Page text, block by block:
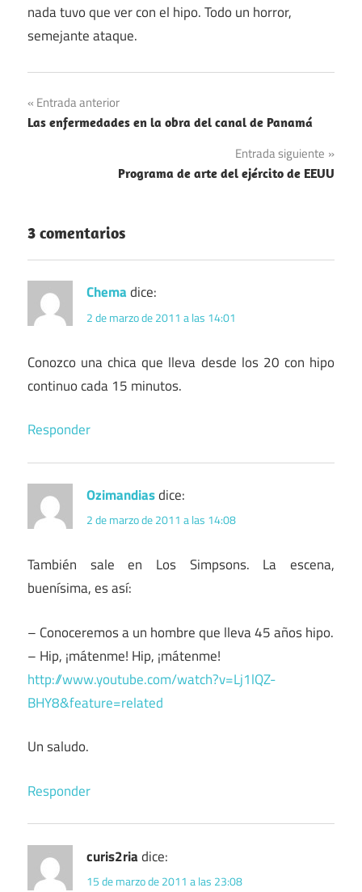
nada tuvo que ver con el hipo. Todo un horror,
semejante ataque.
Navegación
de
Entrada anterior
Las enfermedades en la obra del canal de Panamá
Entrada siguiente
Programa de arte del ejército de EEUU
3 comentarios
Chemadice:
2 de marzo de 2011 a las 14:01
Conozco una chica que lleva desde los 20 con hipo
continuo cada 15 minutos.
Responder
Ozimandiasdice:
2 de marzo de 2011 a las 14:08
También sale en Los Simpsons. La escena,
buenísima, es así:
– Conoceremos a un hombre que lleva 45 años hipo.
– Hip, ¡mátenme! Hip, ¡mátenme!
http://www.youtube.com/watch?v=Lj1lQZ-
BHY8&feature=related
Un saludo.
Responder
curis2riadice:
15 de marzo de 2011 a las 23:08